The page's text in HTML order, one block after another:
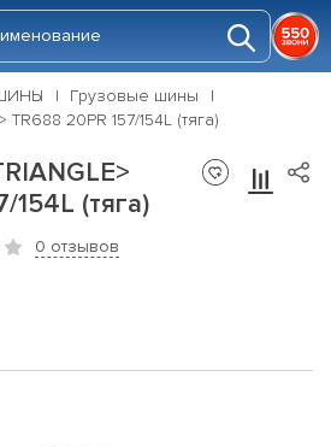
Грузовые шины
TR688 20PR 157/154L (тяга)
154L (тяга)
0 отзывов